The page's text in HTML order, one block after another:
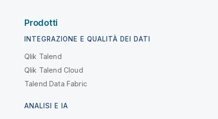
Prodotti
INTEGRAZIONE E QUALITÀ DEI DATI
Qlik Talend
Qlik Talend Cloud
Talend Data Fabric
ANALISI E IA